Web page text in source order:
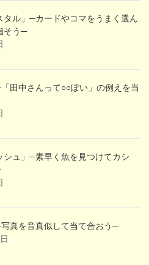
タル」─カードやコマをうまく選ん
そう─
「田中さんって○○ぽい」の例えを当
シュ」─素早く魚を見つけてカシ
写真を音真似して当て合おう─